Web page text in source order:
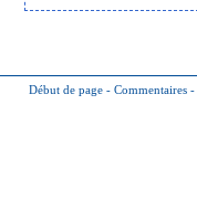
Début de page - Commentaires -